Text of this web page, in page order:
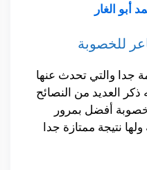
أبو الغار
للخصوبة
جدا والتي تحدث عنها
ذكر العديد من النصائح
أفضل بمرور
ولها نتيجة ممتازة جدا